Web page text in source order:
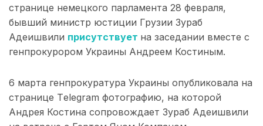
странице немецкого парламента 28 февраля,
бывший министр юстиции Грузии Зураб
Адеишвили присутствует на заседании вместе с
генпрокурором Украины Андреем Костиным.
6 марта генпрокуратура Украины опубликовала на
странице Тelegram фотографию, на которой
Андрея Костина сопровождает Зураб Адеишвили